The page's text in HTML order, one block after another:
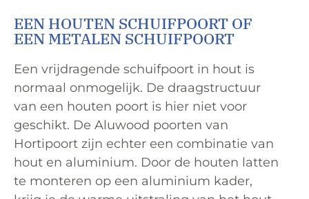
EEN HOUTEN SCHUIFPOORT OF
EEN METALEN SCHUIFPOORT
Een vrijdragende schuifpoort in hout is
normaal onmogelijk. De draagstructuur
van een houten poort is hier niet voor
geschikt. De Aluwood poorten van
Hortipoort zijn echter een combinatie van
hout en aluminium. Door de houten latten
te monteren op een aluminium kader,